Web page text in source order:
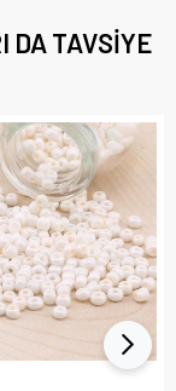
DA TAVSIYE